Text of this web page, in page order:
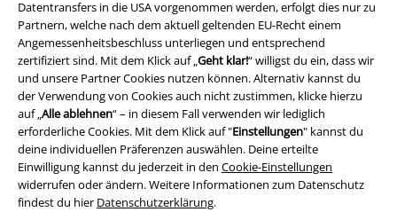
Datentransfers in die USA vorgenommen werden, erfolgt dies nur zu
Partnern, welche nach dem aktuell geltenden EU-Recht einem
Angemessenheitsbeschluss unterliegen und entsprechend
zertifiziert sind. Mit dem Klick auf „Geht klar!“ willigst du ein, dass wir
und unsere Partner Cookies nutzen können. Alternativ kannst du
der Verwendung von Cookies auch nicht zustimmen, klicke hierzu
auf „Alle ablehnen“ – in diesem Fall verwenden wir lediglich
erforderliche Cookies. Mit dem Klick auf "Einstellungen" kannst du
deine individuellen Präferenzen auswählen. Deine erteilte
Einwilligung kannst du jederzeit in den Cookie-Einstellungen
widerrufen oder ändern. Weitere Informationen zum Datenschutz
findest du hier Datenschutzerklärung.
Rechtliches
AGB
Impressum
Datenschutz